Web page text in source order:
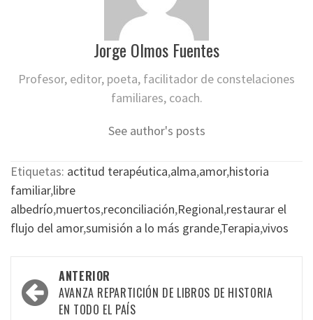
Jorge Olmos Fuentes
Profesor, editor, poeta, facilitador de constelaciones
familiares, coach.
See author's posts
Etiquetas: actitud terapéutica,alma,amor,historia
familiar,libre
albedrío,muertos,reconciliación,Regional,restaurar el
flujo del amor,sumisión a lo más grande,Terapia,vivos
Navegación
por
ANTERIOR
AVANZA REPARTICIÓN DE LIBROS DE HISTORIA
EN TODO EL PAÍS